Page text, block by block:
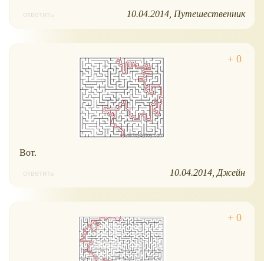
ответить 10.04.2014 Путешественник
Вот.
ответить 10.04.2014 Джейн